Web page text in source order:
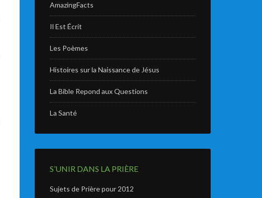
AmazingFacts
Il Est Écrit
Les Poèmes
Histoires sur la Naissance de Jésus
La Bible Repond aux Questions
La Santé
S’UNIR DANS LA PRIÈRE
Sujets de Prière pour 2012